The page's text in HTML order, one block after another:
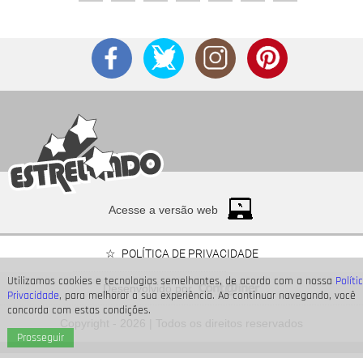
Utilizamos cookies e tecnologias semelhantes, de acordo com a nossa
Privacidade, para melhorar a sua experiência. Ao continuar navegando, você
concorda com estas condições.
Prosseguir
Acesse a versão web
POLÍTICA DE PRIVACIDADE
Desenvolvido por